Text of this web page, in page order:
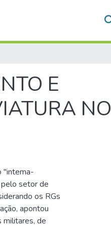
E
NO
"intema-
setor de
os RGs
apontou
de